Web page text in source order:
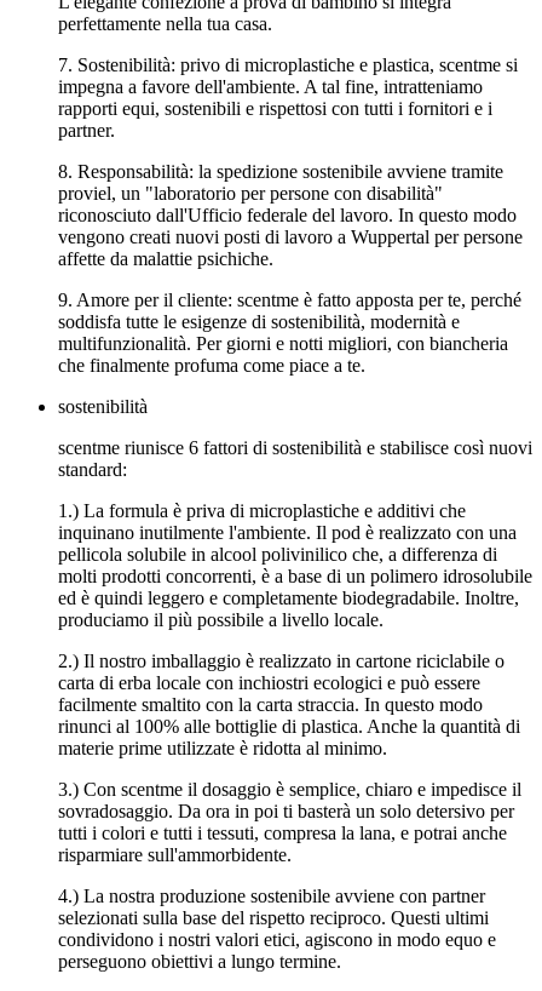
perfettamente nella tua casa.
7. Sostenibilità: privo di microplastiche e plastica, scentme si
impegna a favore dell'ambiente. A tal fine, intratteniamo
rapporti equi, sostenibili e rispettosi con tutti i fornitori e i
partner.
8. Responsabilità: la spedizione sostenibile avviene tramite
proviel, un "laboratorio per persone con disabilità"
riconosciuto dall'Ufficio federale del lavoro. In questo modo
vengono creati nuovi posti di lavoro a Wuppertal per persone
affette da malattie psichiche.
9. Amore per il cliente: scentme è fatto apposta per te, perché
soddisfa tutte le esigenze di sostenibilità, modernità e
multifunzionalità. Per giorni e notti migliori, con biancheria
che finalmente profuma come piace a te.
sostenibilità
scentme riunisce 6 fattori di sostenibilità e stabilisce così nuovi
standard:
1.) La formula è priva di microplastiche e additivi che
inquinano inutilmente l'ambiente. Il pod è realizzato con una
pellicola solubile in alcool polivinilico che, a differenza di
molti prodotti concorrenti, è a base di un polimero idrosolubile
ed è quindi leggero e completamente biodegradabile. Inoltre,
produciamo il più possibile a livello locale.
2.) Il nostro imballaggio è realizzato in cartone riciclabile o
carta di erba locale con inchiostri ecologici e può essere
facilmente smaltito con la carta straccia. In questo modo
rinunci al 100% alle bottiglie di plastica. Anche la quantità di
materie prime utilizzate è ridotta al minimo.
3.) Con scentme il dosaggio è semplice, chiaro e impedisce il
sovradosaggio. Da ora in poi ti basterà un solo detersivo per
tutti i colori e tutti i tessuti, compresa la lana, e potrai anche
risparmiare sull'ammorbidente.
4.) La nostra produzione sostenibile avviene con partner
selezionati sulla base del rispetto reciproco. Questi ultimi
condividono i nostri valori etici, agiscono in modo equo e
perseguono obiettivi a lungo termine.